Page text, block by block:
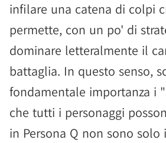
infilare una catena di colpi
permette, con un po' di
dominare letteralmente il
battaglia. In questo senso,
fondamentale importanza i
che tutti i personaggi
in Persona Q non sono